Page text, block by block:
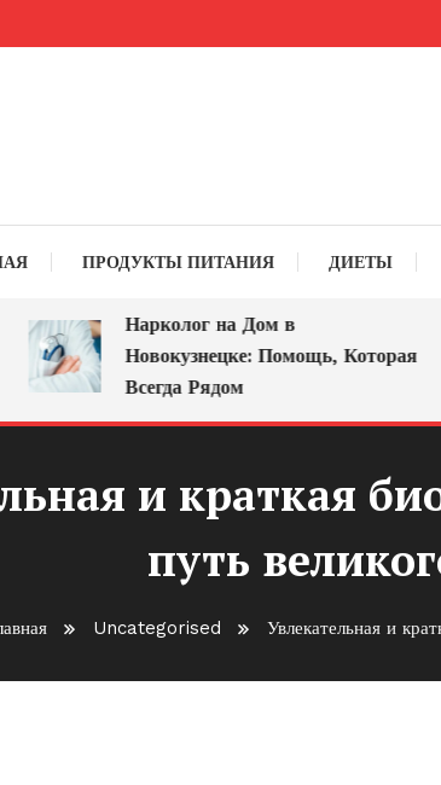
ПРОДУКТЫ ПИТАНИЯ ДИЕТЫ
Нарколог на Дом в
Новокузнецке: Помощь, Которая
Всегда Рядом
и краткая
путь
Uncategorised Увлекательная и